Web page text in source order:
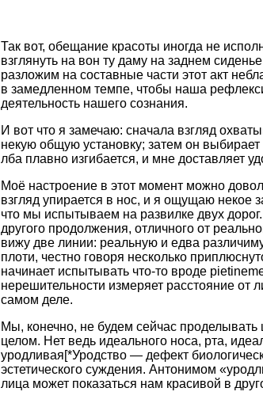
Так вот, обещание красоты иногда не
взглянуть на вон ту даму на заднем
разложим на составные части этот акт
в замедленном темпе, чтобы наша
деятельность нашего сознания.
И вот что я замечаю: сначала взгляд
некую общую установку; затем он
лба плавно изгибается, и мне доставляет
Моё настроение в этот момент можно
взгляд упирается в нос, и я ощущаю некое
что мы испытываем на развилке двух
другого продолжения, отличного от
вижу две линии: реальную и едва
плоти, честно говоря несколько
начинает испытывать что-то вроде
нерешительности измеряет расстояние от
самом деле.
Мы, конечно, не будем сейчас проделывать
целом. Нет ведь идеального носа, рта,
уродливая[*Уродство — дефект
эстетического суждения. Антонимом
лица может показаться нам красивой в